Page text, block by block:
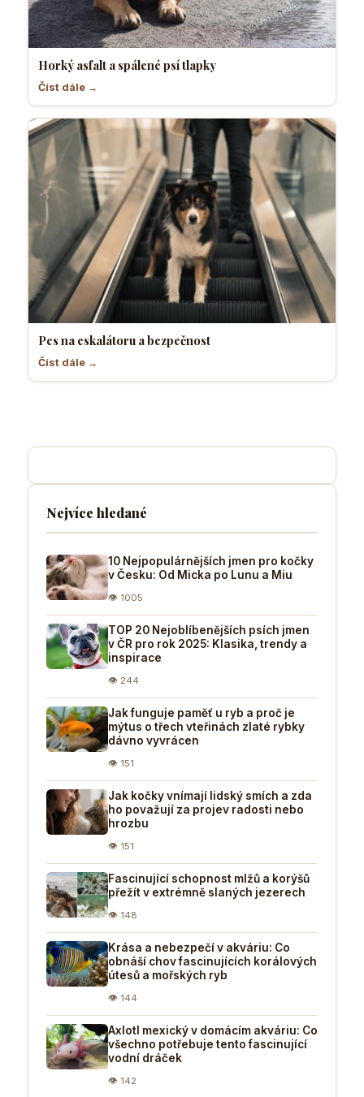
Horký asfalt a spálené psí tlapky
Číst dále →
Pes na eskalátoru a bezpečnost
Číst dále →
Nejvíce hledané
10 Nejpopulárnějších jmen pro kočky
v Česku: Od Micka po Lunu a Miu
👁 1005
TOP 20 Nejoblíbenějších psích jmen
v ČR pro rok 2025: Klasika, trendy a
inspirace
👁 244
Jak funguje paměť u ryb a proč je
mýtus o třech vteřinách zlaté rybky
dávno vyvrácen
👁 151
Jak kočky vnímají lidský smích a zda
ho považují za projev radosti nebo
hrozbu
👁 151
Fascinující schopnost mlžů a korýšů
přežít v extrémně slaných jezerech
👁 148
Krása a nebezpečí v akváriu: Co
obnáší chov fascinujících korálových
útesů a mořských ryb
👁 144
Axlotl mexický v domácím akváriu: Co
všechno potřebuje tento fascinující
vodní dráček
👁 142